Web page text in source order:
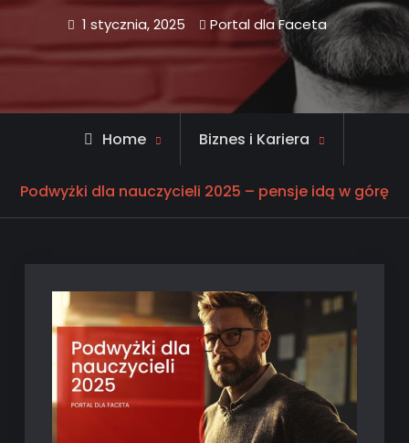
1 stycznia, 2025 Portal dla Faceta
Home Biznes i Kariera
Podwyżki dla nauczycieli 2025 – pensje idą w górę